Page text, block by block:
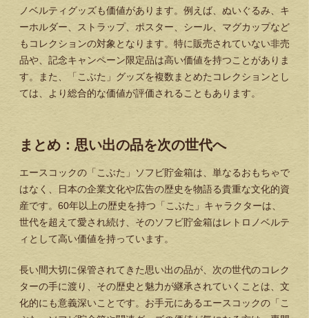
ノベルティグッズも価値があります。例えば、ぬいぐるみ、キ
ーホルダー、ストラップ、ポスター、シール、マグカップなど
もコレクションの対象となります。特に販売されていない非売
品や、記念キャンペーン限定品は高い価値を持つことがありま
す。また、「こぶた」グッズを複数まとめたコレクションとし
ては、より総合的な価値が評価されることもあります。
まとめ：思い出の品を次の世代へ
エースコックの「こぶた」ソフビ貯金箱は、単なるおもちゃで
はなく、日本の企業文化や広告の歴史を物語る貴重な文化的資
産です。60年以上の歴史を持つ「こぶた」キャラクターは、
世代を超えて愛され続け、そのソフビ貯金箱はレトロノベルテ
ィとして高い価値を持っています。
長い間大切に保管されてきた思い出の品が、次の世代のコレク
ターの手に渡り、その歴史と魅力が継承されていくことは、文
化的にも意義深いことです。お手元にあるエースコックの「こ